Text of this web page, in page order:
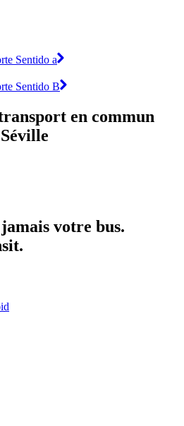
Sentido a
Sentido B
en commun
votre bus.